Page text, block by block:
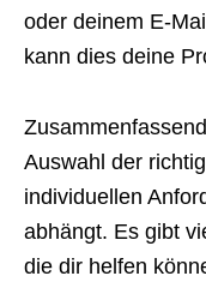
oder deinem E-
kann dies deine
Auswahl der
individuellen
abhängt. Es gibt
die dir helfen